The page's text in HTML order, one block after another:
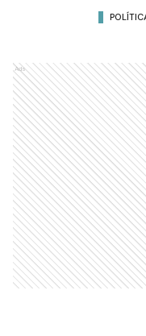
Ads